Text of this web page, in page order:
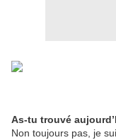
As-tu trouvé
Non toujours pas, je